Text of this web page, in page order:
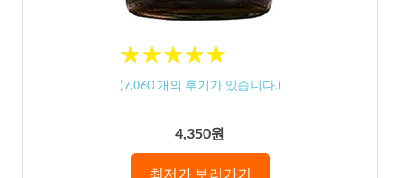
★★★★★
★★★★★
(7,060개의 후기가 있습니다.)
4,350원
최저가 보러가기